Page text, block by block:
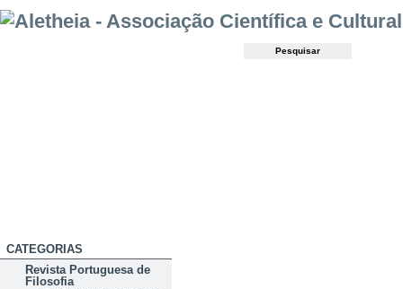
CATEGORIAS
Revista Portuguesa de
Filosofia